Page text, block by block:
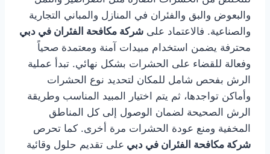
والبعوض والبق والفئران في المنازل والمباني التجارية
والصناعية. فالاعتماد على شركة مكافحة الفئران في دبي
محترفة يضمن استخدام مبيدات آمنة ومعتمدة صحياً
وفعالة للقضاء على الحشرات بشكل نهائي. تبدأ عملية
الرش بفحص شامل للمكان لتحديد نوع الحشرات
وأماكن تواجدها، ثم يتم اختيار المبيد المناسب وطريقة
الرش الصحيحة لضمان الوصول إلى كل المناطق
المخفية ومنع عودة الحشرات مرة أخرى. كما تحرص
شركة مكافحة الفئران في دبي على تقديم حلول وقائية